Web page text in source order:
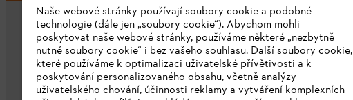
Společnost
Naše webové stránky používají soubory cookie a podobné
technologie (dále jen „soubory cookie“). Abychom mohli
poskytovat naše webové stránky, používáme některé „nezbytně
nutné soubory cookie“ i bez vašeho souhlasu. Další soubory cookie,
které používáme k optimalizaci uživatelské přívětivosti a k
poskytování personalizovaného obsahu, včetně analýzy
uživatelského chování, účinnosti reklamy a vytváření komplexních